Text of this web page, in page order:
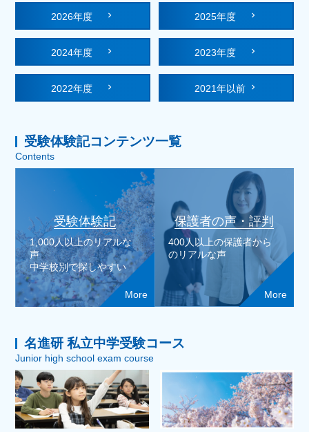
2026年度 2025年度
2024年度 2023年度
2022年度 2021年以前
受験体験記コンテンツ一覧
Contents
受験体験記
1,000人以上のリアルな
声
中学校別で探しやすい
More
保護者の声・評判
400人以上の保護者から
のリアルな声
More
名進研 私立中学受験コース
Junior high school exam course